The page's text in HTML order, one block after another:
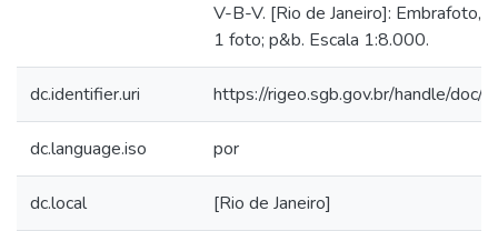
V-B-V. [Rio de Janeiro]: Embrafoto,
1 foto; p&b. Escala 1:8.000.
dc.identifier.uri https://rigeo.sgb.gov.br/handle/doc/
dc.language.iso por
dc.local [Rio de Janeiro]